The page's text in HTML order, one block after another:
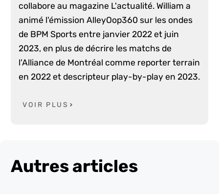
collabore au magazine L'actualité. William a
animé l'émission AlleyOop360 sur les ondes
de BPM Sports entre janvier 2022 et juin
2023, en plus de décrire les matchs de
l'Alliance de Montréal comme reporter terrain
en 2022 et descripteur play-by-play en 2023.
VOIR PLUS
Autres articles